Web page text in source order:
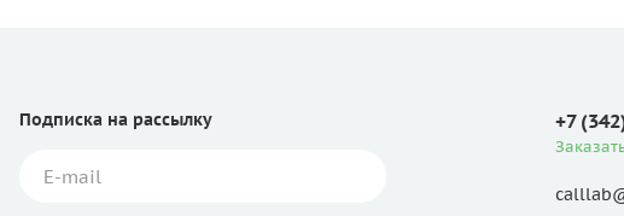
Подписка на рассылку +7